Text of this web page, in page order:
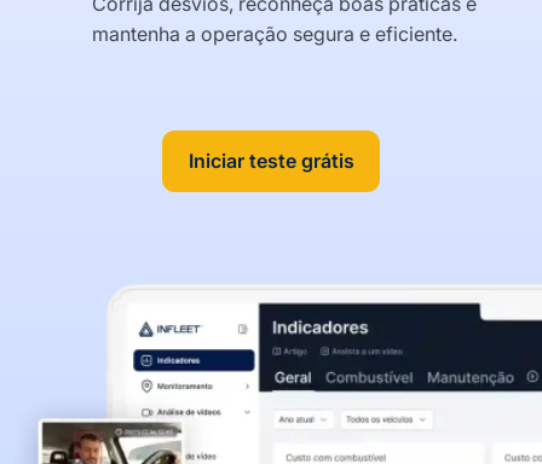
mantenha a operação segura e eficiente.
Iniciar teste grátis